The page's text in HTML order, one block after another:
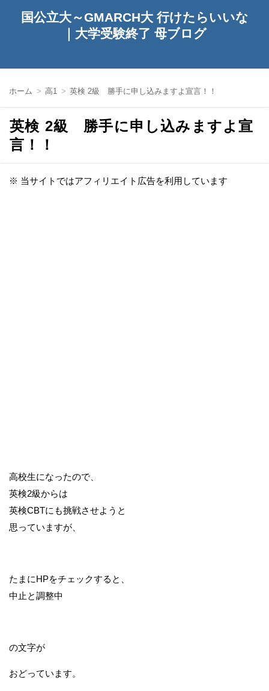
国公立大～GMARCH大 行けたらいいな
｜大学受験終了 母ブログ
ホーム 高1 英検 2級 勝手に申し込みますよ宣言！！
英検 2級 勝手に申し込みますよ宣
言！！
※ 当サイトではアフィリエイト広告を利用しています
高校生になったので、
英検2級からは
英検CBTにも挑戦させようと
思っていますが、
たまにHPをチェックすると、
中止と調整中
の文字が
おどっています。